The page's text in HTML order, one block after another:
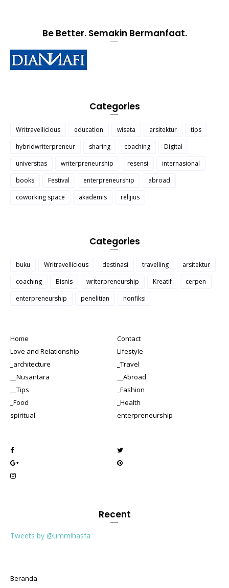
Be Better. Semakin Bermanfaat.
Categories
Writravellicious education wisata arsitektur
tips
hybridwriterpreneur
sharing coaching
Digital
universitas
writerpreneurship resensi
internasional
books
Festival enterpreneurship
abroad
coworking space
akademis relijius
Categories
buku Writravellicious destinasi travelling
arsitektur
coaching
Bisnis writerpreneurship Kreatif
cerpen
enterpreneurship
penelitian nonfiksi
Home
Contact
Love and Relationship
Lifestyle
_architecture
_Travel
__Nusantara
__Abroad
__Tips
_Fashion
_Food
_Health
spiritual
enterpreneurship
Recent
Tweets by @ummihasfa
Beranda